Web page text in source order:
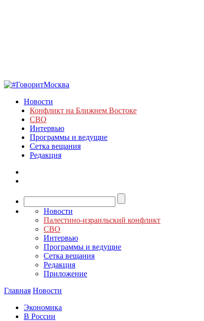
Новости
Конфликт на Ближнем Востоке
СВО
Интервью
Программы и ведущие
Сетка вещания
Редакция
Новости
Палестино-израильский конфликт
СВО
Интервью
Программы и ведущие
Сетка вещания
Редакция
Приложение
Главная Новости
Экономика
В России